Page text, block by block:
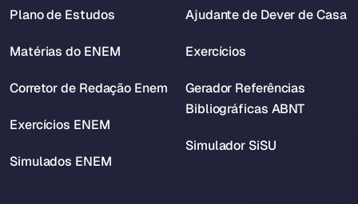
Plano de Estudos
Matérias do ENEM
Corretor de Redação Enem
Exercícios ENEM
Simulados ENEM
Ajudante de Dever de Casa
Exercícios
Gerador Referências
Bibliográficas ABNT
Simulador SiSU